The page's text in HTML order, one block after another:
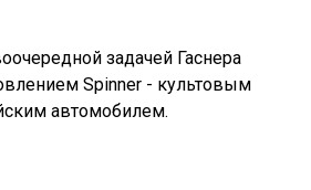
задачей Гаснера
Spinner - культовым
автомобилем.